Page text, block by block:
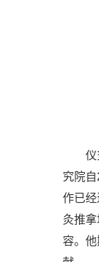
仪
究院
作已
灸推
容。